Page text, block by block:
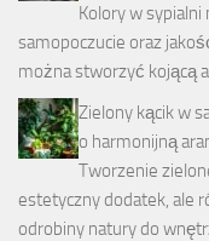
Kolory w sypialni
samopoczucie oraz
można stworzyć kojącą
Zielony kącik w
o harmonijną
Tworzenie
estetyczny dodatek, ale
odrobiny natury do